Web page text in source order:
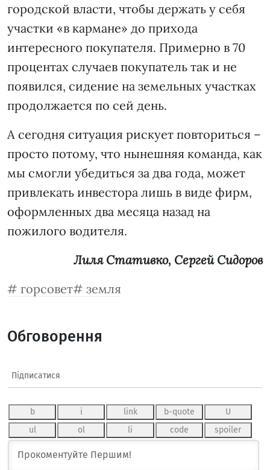
городской власти, чтобы держать у себя
участки «в кармане» до прихода
интересного покупателя. Примерно в 70
процентах случаев покупатель так и не
появился, сидение на земельных участках
продолжается по сей день.
А сегодня ситуация рискует повториться –
просто потому, что нынешняя команда, как
мы смогли убедиться за два года, может
привлекать инвестора лишь в виде фирм,
оформленных два месяца назад на
пожилого водителя.
Лиля Стативко, Сергей Сидоров
горсовет
земля
Обговорення
Підписатися